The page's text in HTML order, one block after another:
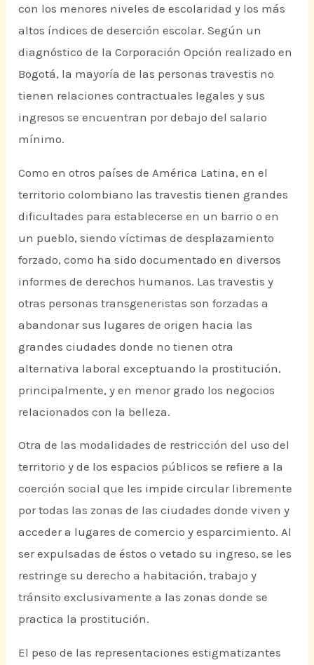
con los menores niveles de escolaridad y los más
altos índices de deserción escolar. Según un
diagnóstico de la Corporación Opción realizado en
Bogotá, la mayoría de las personas travestis no
tienen relaciones contractuales legales y sus
ingresos se encuentran por debajo del salario
mínimo.
Como en otros países de América Latina, en el
territorio colombiano las travestis tienen grandes
dificultades para establecerse en un barrio o en
un pueblo, siendo víctimas de desplazamiento
forzado, como ha sido documentado en diversos
informes de derechos humanos. Las travestis y
otras personas transgeneristas son forzadas a
abandonar sus lugares de origen hacia las
grandes ciudades donde no tienen otra
alternativa laboral exceptuando la prostitución,
principalmente, y en menor grado los negocios
relacionados con la belleza.
Otra de las modalidades de restricción del uso del
territorio y de los espacios públicos se refiere a la
coerción social que les impide circular libremente
por todas las zonas de las ciudades donde viven y
acceder a lugares de comercio y esparcimiento. Al
ser expulsadas de éstos o vetado su ingreso, se les
restringe su derecho a habitación, trabajo y
tránsito exclusivamente a las zonas donde se
practica la prostitución.
El peso de las representaciones estigmatizantes